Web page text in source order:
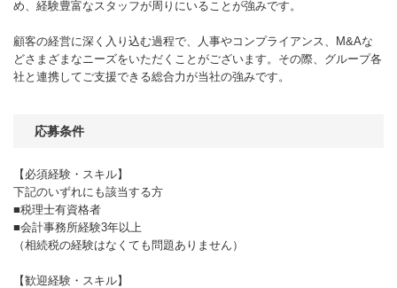
め、経験豊富なスタッフが周りにいることが強みです。
顧客の経営に深く入り込む過程で、人事やコンプライアンス、M&Aな
どさまざまなニーズをいただくことがございます。その際、グループ各
社と連携してご支援できる総合力が当社の強みです。
応募条件
【必須経験・スキル】
下記のいずれにも該当する方
■税理士有資格者
■会計事務所経験3年以上
（相続税の経験はなくても問題ありません）
【歓迎経験・スキル】